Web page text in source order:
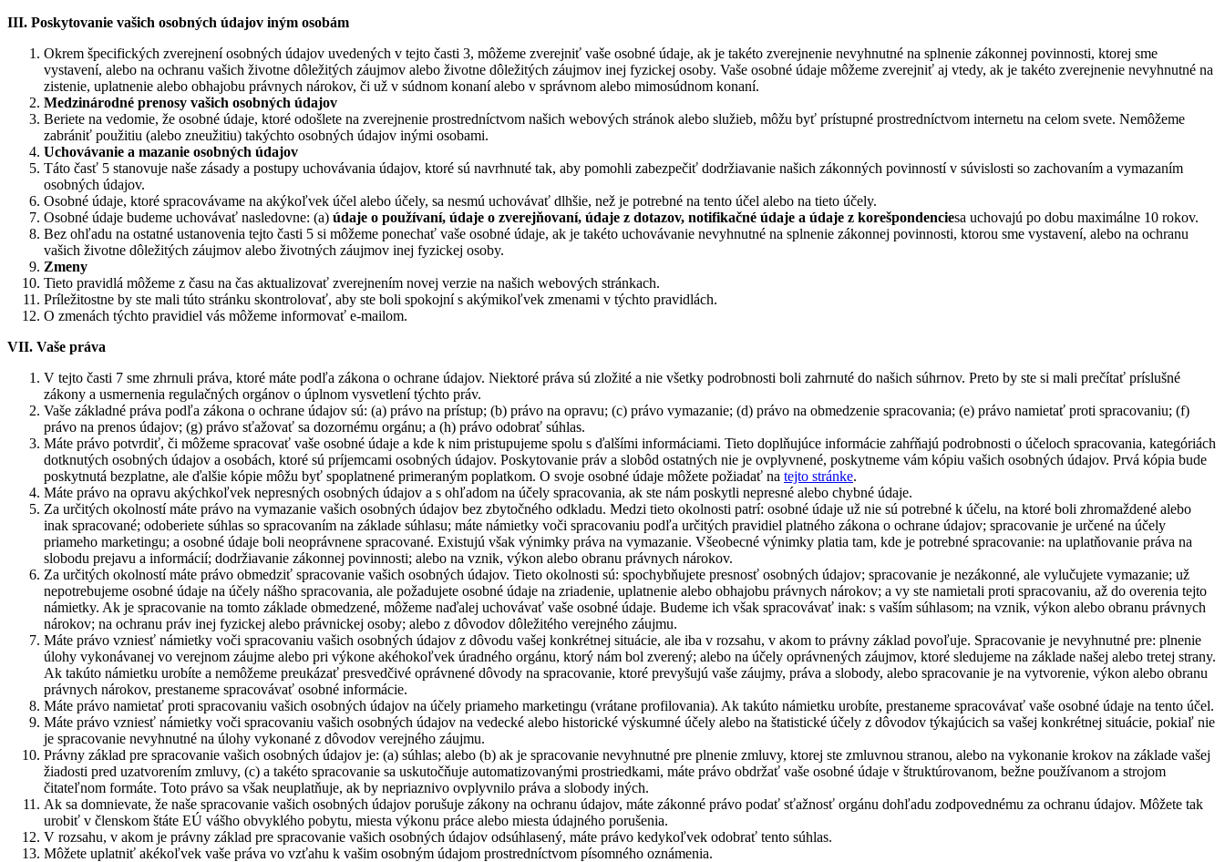
III. Poskytovanie vašich osobných údajov iným osobám
Okrem špecifických zverejnení osobných údajov uvedených v tejto časti 3, môžeme zverejniť vaše osobné údaje, ak je takéto zverejnenie nevyhnutné na splnenie zákonnej povinnosti, ktorej sme
vystavení, alebo na ochranu vašich životne dôležitých záujmov alebo životne dôležitých záujmov inej fyzickej osoby. Vaše osobné údaje môžeme zverejniť aj vtedy, ak je takéto zverejnenie nevyhnutné na
zistenie, uplatnenie alebo obhajobu právnych nárokov, či už v súdnom konaní alebo v správnom alebo mimosúdnom konaní.
Medzinárodné prenosy vašich osobných údajov
Beriete na vedomie, že osobné údaje, ktoré odošlete na zverejnenie prostredníctvom našich webových stránok alebo služieb, môžu byť prístupné prostredníctvom internetu na celom svete. Nemôžeme
zabrániť použitiu (alebo zneužitiu) takýchto osobných údajov inými osobami.
Uchovávanie a mazanie osobných údajov
Táto časť 5 stanovuje naše zásady a postupy uchovávania údajov, ktoré sú navrhnuté tak, aby pomohli zabezpečiť dodržiavanie našich zákonných povinností v súvislosti so zachovaním a vymazaním
osobných údajov.
Osobné údaje, ktoré spracovávame na akýkoľvek účel alebo účely, sa nesmú uchovávať dlhšie, než je potrebné na tento účel alebo na tieto účely.
Osobné údaje budeme uchovávať nasledovne: (a) údaje o používaní, údaje o zverejňovaní, údaje z dotazov, notifikačné údaje a údaje z korešpondenciesa uchovajú po dobu maximálne 10 rokov.
Bez ohľadu na ostatné ustanovenia tejto časti 5 si môžeme ponechať vaše osobné údaje, ak je takéto uchovávanie nevyhnutné na splnenie zákonnej povinnosti, ktorou sme vystavení, alebo na ochranu
vašich životne dôležitých záujmov alebo životných záujmov inej fyzickej osoby.
Zmeny
Tieto pravidlá môžeme z času na čas aktualizovať zverejnením novej verzie na našich webových stránkach.
Príležitostne by ste mali túto stránku skontrolovať, aby ste boli spokojní s akýmikoľvek zmenami v týchto pravidlách.
O zmenách týchto pravidiel vás môžeme informovať e-mailom.
VII. Vaše práva
V tejto časti 7 sme zhrnuli práva, ktoré máte podľa zákona o ochrane údajov. Niektoré práva sú zložité a nie všetky podrobnosti boli zahrnuté do našich súhrnov. Preto by ste si mali prečítať príslušné
zákony a usmernenia regulačných orgánov o úplnom vysvetlení týchto práv.
Vaše základné práva podľa zákona o ochrane údajov sú: (a) právo na prístup; (b) právo na opravu; (c) právo vymazanie; (d) právo na obmedzenie spracovania; (e) právo namietať proti spracovaniu; (f)
právo na prenos údajov; (g) právo sťažovať sa dozornému orgánu; a (h) právo odobrať súhlas.
Máte právo potvrdiť, či môžeme spracovať vaše osobné údaje a kde k nim pristupujeme spolu s ďalšími informáciami. Tieto doplňujúce informácie zahŕňajú podrobnosti o účeloch spracovania, kategóriách
dotknutých osobných údajov a osobách, ktoré sú príjemcami osobných údajov. Poskytovanie práv a slobôd ostatných nie je ovplyvnené, poskytneme vám kópiu vašich osobných údajov. Prvá kópia bude
poskytnutá bezplatne, ale ďalšie kópie môžu byť spoplatnené primeraným poplatkom. O svoje osobné údaje môžete požiadať na tejto stránke.
Máte právo na opravu akýchkoľvek nepresných osobných údajov a s ohľadom na účely spracovania, ak ste nám poskytli nepresné alebo chybné údaje.
Za určitých okolností máte právo na vymazanie vašich osobných údajov bez zbytočného odkladu. Medzi tieto okolnosti patrí: osobné údaje už nie sú potrebné k účelu, na ktoré boli zhromaždené alebo
inak spracované; odoberiete súhlas so spracovaním na základe súhlasu; máte námietky voči spracovaniu podľa určitých pravidiel platného zákona o ochrane údajov; spracovanie je určené na účely
priameho marketingu; a osobné údaje boli neoprávnene spracované. Existujú však výnimky práva na vymazanie. Všeobecné výnimky platia tam, kde je potrebné spracovanie: na uplatňovanie práva na
slobodu prejavu a informácií; dodržiavanie zákonnej povinnosti; alebo na vznik, výkon alebo obranu právnych nárokov.
Za určitých okolností máte právo obmedziť spracovanie vašich osobných údajov. Tieto okolnosti sú: spochybňujete presnosť osobných údajov; spracovanie je nezákonné, ale vylučujete vymazanie; už
nepotrebujeme osobné údaje na účely nášho spracovania, ale požadujete osobné údaje na zriadenie, uplatnenie alebo obhajobu právnych nárokov; a vy ste namietali proti spracovaniu, až do overenia tejto
námietky. Ak je spracovanie na tomto základe obmedzené, môžeme naďalej uchovávať vaše osobné údaje. Budeme ich však spracovávať inak: s vaším súhlasom; na vznik, výkon alebo obranu právnych
nárokov; na ochranu práv inej fyzickej alebo právnickej osoby; alebo z dôvodov dôležitého verejného záujmu.
Máte právo vzniesť námietky voči spracovaniu vašich osobných údajov z dôvodu vašej konkrétnej situácie, ale iba v rozsahu, v akom to právny základ povoľuje. Spracovanie je nevyhnutné pre: plnenie
úlohy vykonávanej vo verejnom záujme alebo pri výkone akéhokoľvek úradného orgánu, ktorý nám bol zverený; alebo na účely oprávnených záujmov, ktoré sledujeme na základe našej alebo tretej strany.
Ak takúto námietku urobíte a nemôžeme preukázať presvedčivé oprávnené dôvody na spracovanie, ktoré prevyšujú vaše záujmy, práva a slobody, alebo spracovanie je na vytvorenie, výkon alebo obranu
právnych nárokov, prestaneme spracovávať osobné informácie.
Máte právo namietať proti spracovaniu vašich osobných údajov na účely priameho marketingu (vrátane profilovania). Ak takúto námietku urobíte, prestaneme spracovávať vaše osobné údaje na tento účel.
Máte právo vzniesť námietky voči spracovaniu vašich osobných údajov na vedecké alebo historické výskumné účely alebo na štatistické účely z dôvodov týkajúcich sa vašej konkrétnej situácie, pokiaľ nie
je spracovanie nevyhnutné na úlohy vykonané z dôvodov verejného záujmu.
Právny základ pre spracovanie vašich osobných údajov je: (a) súhlas; alebo (b) ak je spracovanie nevyhnutné pre plnenie zmluvy, ktorej ste zmluvnou stranou, alebo na vykonanie krokov na základe vašej
žiadosti pred uzatvorením zmluvy, (c) a takéto spracovanie sa uskutočňuje automatizovanými prostriedkami, máte právo obdržať vaše osobné údaje v štruktúrovanom, bežne používanom a strojom
čitateľnom formáte. Toto právo sa však neuplatňuje, ak by nepriaznivo ovplyvnilo práva a slobody iných.
Ak sa domnievate, že naše spracovanie vašich osobných údajov porušuje zákony na ochranu údajov, máte zákonné právo podať sťažnosť orgánu dohľadu zodpovednému za ochranu údajov. Môžete tak
urobiť v členskom štáte EÚ vášho obvyklého pobytu, miesta výkonu práce alebo miesta údajného porušenia.
V rozsahu, v akom je právny základ pre spracovanie vašich osobných údajov odsúhlasený, máte právo kedykoľvek odobrať tento súhlas.
Môžete uplatniť akékoľvek vaše práva vo vzťahu k vašim osobným údajom prostredníctvom písomného oznámenia.